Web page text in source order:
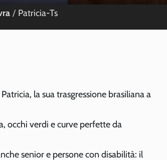
Patricia-Ts
la sua trasgressione brasiliana a
occhi verdi e curve perfette da
senior e persone con disabilità: il